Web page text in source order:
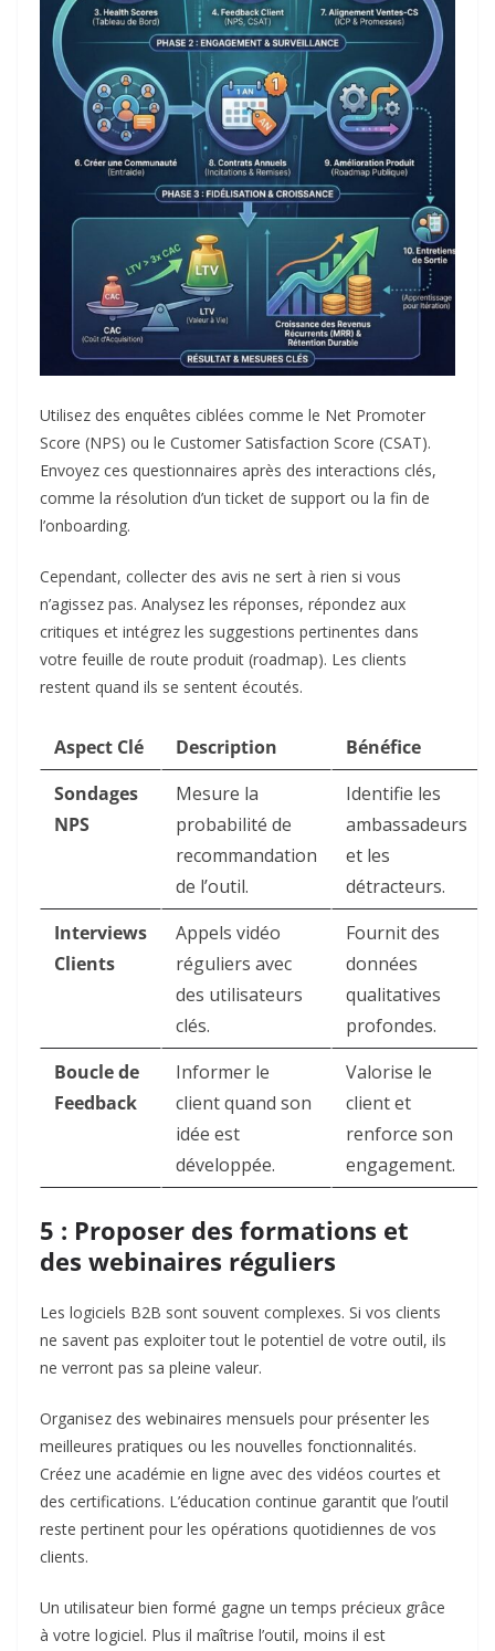
Utilisez des enquêtes ciblées comme le Net Promoter
Score (NPS) ou le Customer Satisfaction Score (CSAT).
Envoyez ces questionnaires après des interactions clés,
comme la résolution d’un ticket de support ou la fin de
l’onboarding.
Cependant, collecter des avis ne sert à rien si vous
n’agissez pas. Analysez les réponses, répondez aux
critiques et intégrez les suggestions pertinentes dans
votre feuille de route produit (roadmap). Les clients
restent quand ils se sentent écoutés.
Aspect Clé Description
Bénéfice
Sondages
NPS
Mesure la
probabilité de
recommandation
de l’outil.
Identifie les
ambassadeurs
et les
détracteurs.
Interviews
Clients
Appels vidéo
réguliers avec
des utilisateurs
clés.
Fournit des
données
qualitatives
profondes.
Boucle de
Feedback
Informer le
client quand son
idée est
développée.
Valorise le
client et
renforce son
engagement.
5 : Proposer des formations et
des webinaires réguliers
Les logiciels B2B sont souvent complexes. Si vos clients
ne savent pas exploiter tout le potentiel de votre outil, ils
ne verront pas sa pleine valeur.
Organisez des webinaires mensuels pour présenter les
meilleures pratiques ou les nouvelles fonctionnalités.
Créez une académie en ligne avec des vidéos courtes et
des certifications. L’éducation continue garantit que l’outil
reste pertinent pour les opérations quotidiennes de vos
clients.
Un utilisateur bien formé gagne un temps précieux grâce
à votre logiciel. Plus il maîtrise l’outil, moins il est